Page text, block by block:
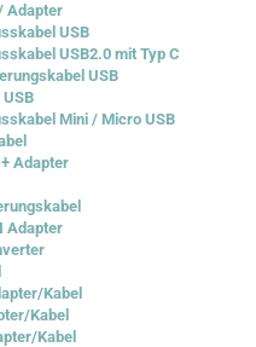
Adapter
USB
USB2.0 mit Typ C
USB
Mini / Micro USB
Adapter
Adapter
Kabel
Kabel
Kabel